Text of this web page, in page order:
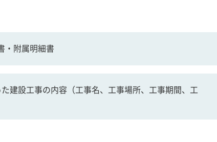
・附属明細書
建設工事の内容（工事名、工事場所、工事期間、工